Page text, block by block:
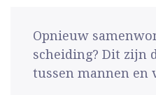
Opnieuw
scheiding? Dit zijn
tussen mannen en